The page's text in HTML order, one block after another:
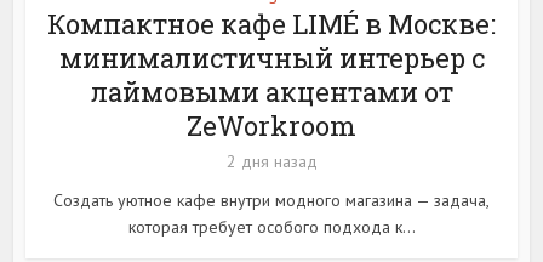
Компактное кафе LIMÉ в Москве:
минималистичный интерьер с
лаймовыми акцентами от
ZeWorkroom
2 дня назад
Создать уютное кафе внутри модного магазина — задача,
которая требует особого подхода к...